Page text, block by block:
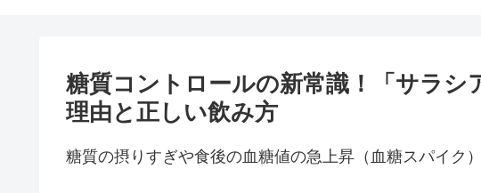
糖質コントロールの新常識！「サラシ
理由と正しい飲み方
糖質の摂りすぎや食後の血糖値の急上昇（血糖スパイク